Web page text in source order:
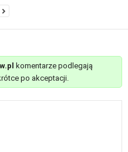
komentarze podlegają
po akceptacji.